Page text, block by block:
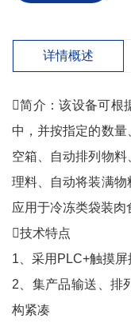
详情概述
简介：该设备可根
中，并按指定的数
空箱、自动排列物
理料、自动将装满物
应用于冷冻类袋装肉
技术特点
1、采用PLC+触摸
2、集产品输送、排
构紧凑